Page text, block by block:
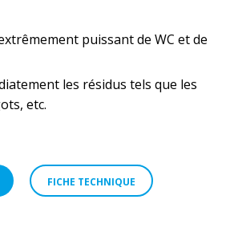
puissant de WC et de
les résidus tels que les
etc.
FICHE TECHNIQUE